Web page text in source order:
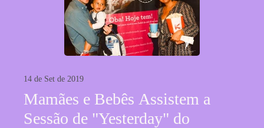
14 de Set de 2019
Mamães e Bebês Assistem a
Sessão de "Yesterday" do